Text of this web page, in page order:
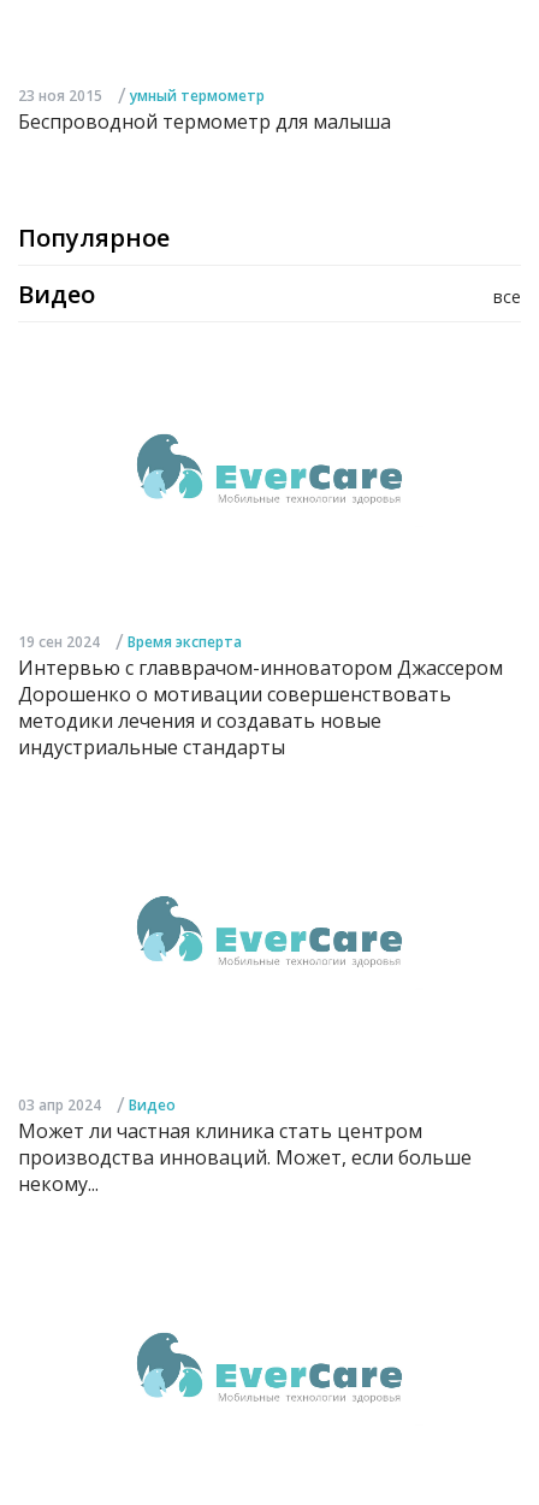
23 ноя 2015 / умный термометр
Беспроводной термометр для малыша
Популярное
все
Видео
19 сен 2024 / Время эксперта
Интервью с главврачом-инноватором Джассером
Дорошенко о мотивации совершенствовать
методики лечения и создавать новые
индустриальные стандарты
03 апр 2024 / Видео
Может ли частная клиника стать центром
производства инноваций. Может, если больше
некому...